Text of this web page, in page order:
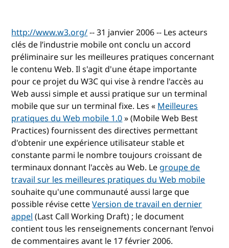
http://www.w3.org/-- 31 janvier 2006 -- Les acteurs
clés de l’industrie mobile ont conclu un accord
préliminaire sur les meilleures pratiques concernant
le contenu Web. Il s'agit d'une étape importante
pour ce projet du W3C qui vise à rendre l'accès au
Web aussi simple et aussi pratique sur un terminal
mobile que sur un terminal fixe. Les «Meilleures
pratiques du Web mobile 1.0» (Mobile Web Best
Practices) fournissent des directives permettant
d'obtenir une expérience utilisateur stable et
constante parmi le nombre toujours croissant de
terminaux donnant l'accès au Web. Le groupe de
travail sur les meilleures pratiques du Web mobile
souhaite qu'une communauté aussi large que
possible révise cetteVersion de travail en dernier
appel(Last Call Working Draft) ; le document
contient tous les renseignements concernant l’envoi
de commentaires avant le 17 février 2006.